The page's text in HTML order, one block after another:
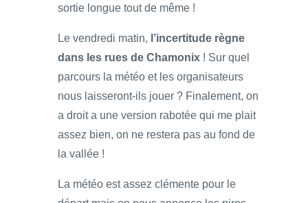
sortie longue tout de même !
Le vendredi matin, l’incertitude règne
dans les rues de Chamonix ! Sur quel
parcours la météo et les organisateurs
nous laisseront-ils jouer ? Finalement, on
a droit a une version rabotée qui me plait
assez bien, on ne restera pas au fond de
la vallée !
La météo est assez clémente pour le